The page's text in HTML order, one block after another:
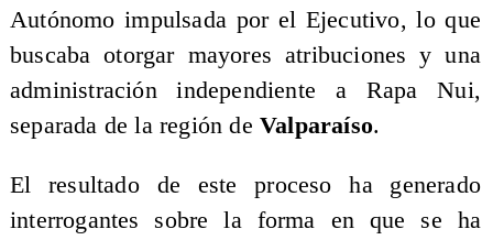
Autónomo impulsada por el Ejecutivo, lo que
buscaba otorgar mayores atribuciones y una
administración independiente a Rapa Nui,
separada de la región de Valparaíso.
El resultado de este proceso ha generado
interrogantes sobre la forma en que se ha